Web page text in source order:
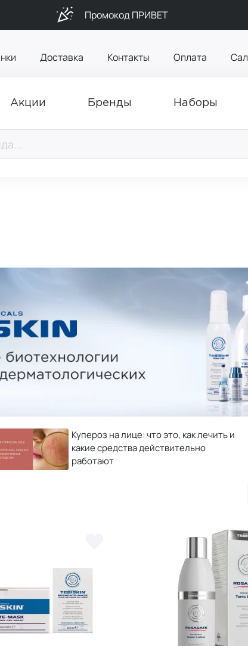
Промокод ПРИВЕТ
Доставка Контакты Оплата
Акции Бренды Наборы
Купероз на лице: что это, как лечить и
какие средства действительно
работают